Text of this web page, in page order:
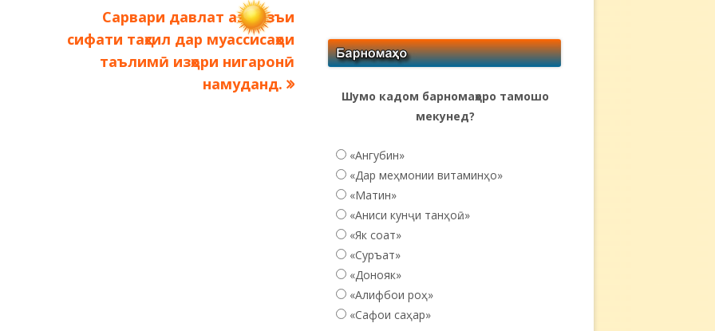
Следующая
запись:
Сарвари давлат аз вазъи
сифати таҳсил дар муассисаҳои
таълимӣ изҳори нигаронӣ
намуданд.
Шумо кадом барномаҳоро тамошо
мекунед?
«Ангубин»
«Дар меҳмонии витаминҳо»
«Матин»
«Аниси кунҷи танҳоӣ...»
«Як соат»
«Суръат»
«Донояк»
«Алифбои роҳ»
«Сафои саҳар»